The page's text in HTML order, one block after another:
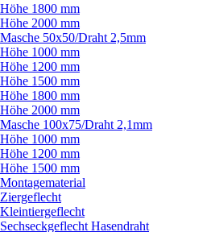
Höhe 1800 mm
Höhe 2000 mm
Masche 50x50/Draht 2,5mm
Höhe 1000 mm
Höhe 1200 mm
Höhe 1500 mm
Höhe 1800 mm
Höhe 2000 mm
Masche 100x75/Draht 2,1mm
Höhe 1000 mm
Höhe 1200 mm
Höhe 1500 mm
Montagematerial
Ziergeflecht
Kleintiergeflecht
Sechseckgeflecht Hasendraht